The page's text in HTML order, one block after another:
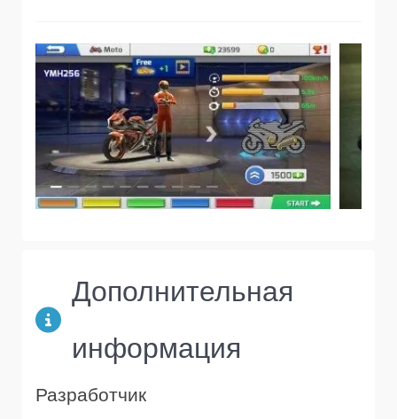
Дополнительная
информация
Разработчик